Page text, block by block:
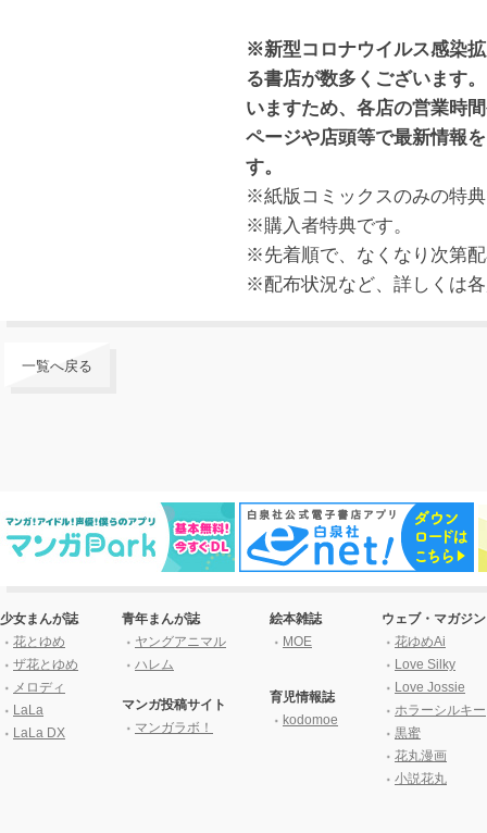
※新型コロナウイルス感染
る書店が数多くございます
いますため、各店の営業時
ページや店頭等で最新情報
す。
※紙版コミックスのみの特
※購入者特典です。
※先着順で、なくなり次第
※配布状況など、詳しくは
一覧へ戻る
少女まんが誌
花とゆめ
ザ花とゆめ
メロディ
LaLa
LaLa DX
青年まんが誌
ヤングアニマル
ハレム
マンガ投稿サイト
マンガラボ！
絵本雑誌
MOE
育児情報誌
kodomoe
ウェブ・マガジン
花ゆめAi
Love Silky
Love Jossie
ホラーシルキー
黒蜜
花丸漫画
小説花丸